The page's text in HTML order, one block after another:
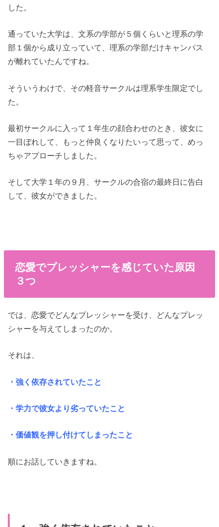
した。
通っていた大学は、文系の学部が５個くらいと理系の学
部１個から成り立っていて、理系の学部だけキャンパス
が離れていたんですね。
そういうわけで、その軽音サークルは理系学生限定でし
た。
最初サークルに入って１年生の顔合わせのとき、彼女に
一目ぼれして、もっと仲良くなりたいって思って、めっ
ちゃアプローチしました。
そして大学１年の９月、サークルの合宿の最終日に告白
して、彼女ができました。
恋愛でプレッシャーを感じていた原因
３つ
では、恋愛でどんなプレッシャーを受け、どんなプレッ
シャーを与えてしまったのか。
それは、
・強く依存されていたこと
・学力で彼女より劣っていたこと
・価値観を押し付けてしまったこと
順にお話していきますね。